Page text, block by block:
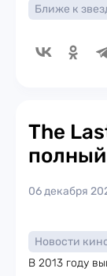
Ближе к
The
06 декабря
Новости
В 2013 году